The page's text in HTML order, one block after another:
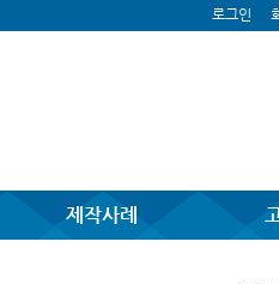
로그인
제작사례